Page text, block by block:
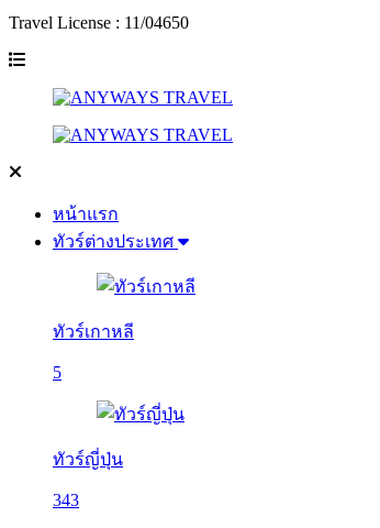
Travel License : 11/04650
หน้าแรก
ทัวร์ต่างประเทศ
ทัวร์เกาหลี
5
ทัวร์ญี่ปุ่น
343